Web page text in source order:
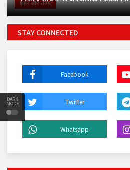
DARK
MODE
शहर और राज्य
STAY CONNECTED
Facebook
Twitter
Whatsapp